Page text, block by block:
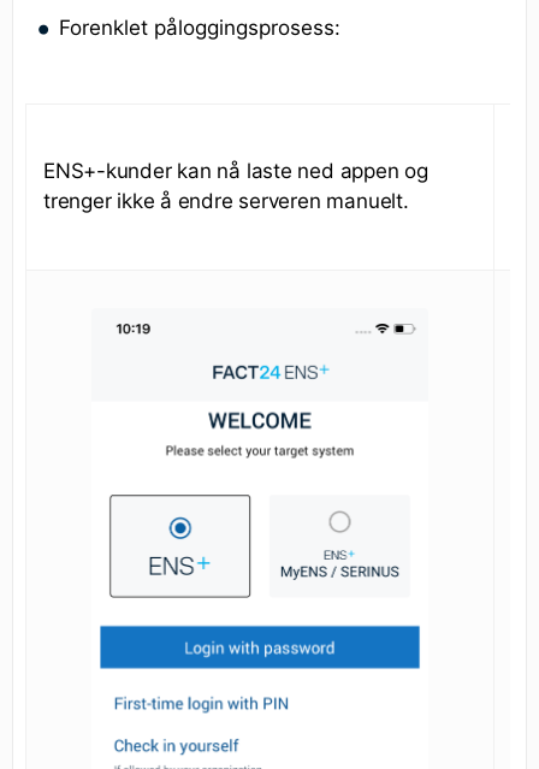
Forenklet påloggingsprosess:
ENS+-kunder kan nå laste ned appen og
trenger ikke å endre serveren manuelt.